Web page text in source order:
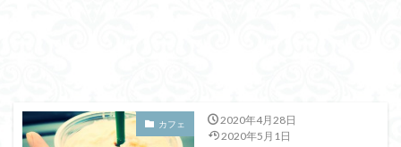
カフェ
2020年4月28日
2020年5月1日